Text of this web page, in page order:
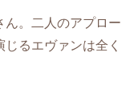
ん。二人のアプロー
るエヴァンは全く